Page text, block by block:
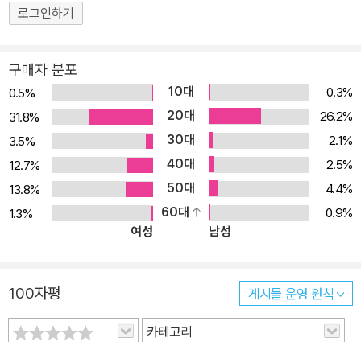
로그인하기
구매자 분포
0.5% 10대
0.3%
31.8%
20대
26.2%
3.5%
30대
2.1%
12.7%
40대
2.5%
13.8%
50대
4.4%
1.3%
60대
0.9%
여성
남성
100자평 게시물 운영 원칙
카테고리